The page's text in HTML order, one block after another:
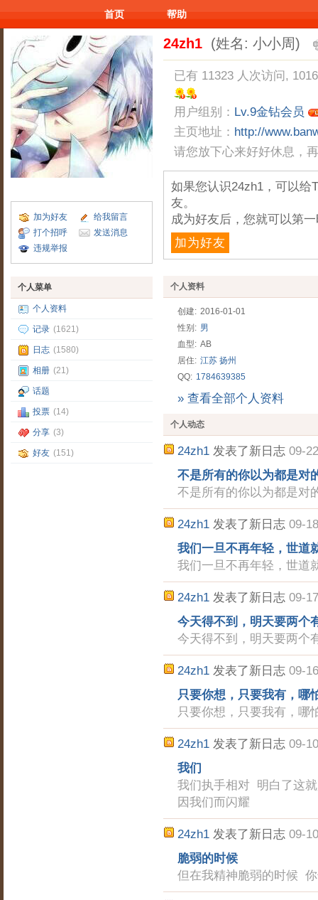
首页 帮助
加为好友
给我留言
打个招呼
发送消息
违规举报
个人菜单
个人资料
记录 (1621)
日志 (1580)
相册 (21)
话题
投票 (14)
分享 (3)
好友 (151)
24zh1 (姓名: 小小周)
已有 11323 人次访问,
用户组别： Lv.9金钻会员
主页地址： http://
请您放下心来好好休息，
如果您认识24zh1，可以给
友。
成为好友后，您就可以第
加为好友
个人资料
创建: 2016-01-01
性别: 男
血型: AB
居住: 江苏 扬州
QQ: 1784639385
» 查看全部个人资料
个人动态
24zh1 发表了新日志 09-
不是所有的你以为都是对
不是所有的你以为都是对
24zh1 发表了新日志 09-
我们一旦不再年轻，世道
我们一旦不再年轻，世道
24zh1 发表了新日志 09-
今天得不到，明天要两个
今天得不到，明天要两个
24zh1 发表了新日志 09-
只要你想，只要我有，哪
只要你想，只要我有，哪
24zh1 发表了新日志 09-
我们
我们执手相对 明白了这
因我们而闪耀
24zh1 发表了新日志 09-
脆弱的时候
但在我精神脆弱的时候